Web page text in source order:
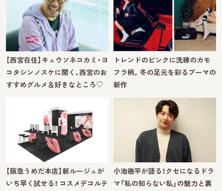
【西宮在住】キュウソネコカミ・ヨ
コタシンノスケに聞く、西宮のお
すすめグルメ＆好きなところ♡
トレンドのピンクに洗練のカモ
フラ柄。冬の足元を彩るプーマの
新作
【阪急うめだ本店】新ルージュが
いち早く試せる！ コスメデコルテ
小池徹平が語る！クセになるドラ
マ「私の知らない私」の魅力と裏